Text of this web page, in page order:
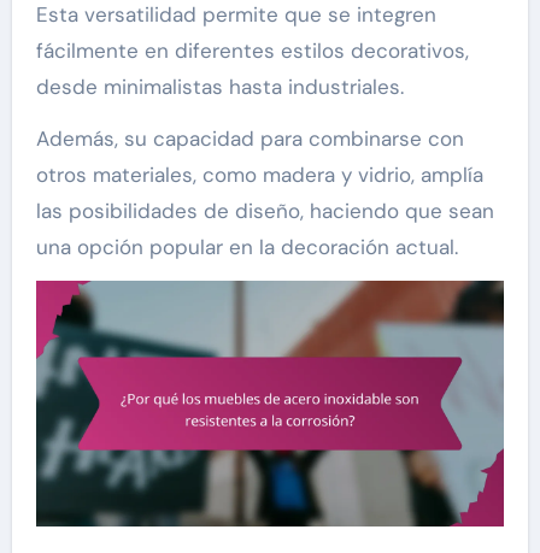
Esta versatilidad permite que se integren
fácilmente en diferentes estilos decorativos,
desde minimalistas hasta industriales.
Además, su capacidad para combinarse con
otros materiales, como madera y vidrio, amplía
las posibilidades de diseño, haciendo que sean
una opción popular en la decoración actual.